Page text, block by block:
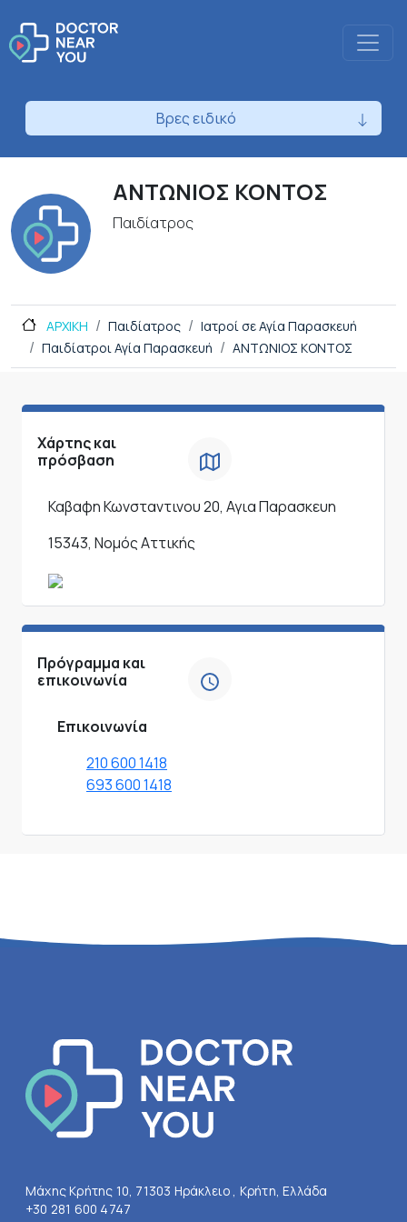
Βρες ειδικό
ΑΝΤΩΝΙΟΣ ΚΟΝΤΟΣ
Παιδίατρος
ΑΡΧΙΚΗ Παιδίατρος
Ιατροί σε Αγία Παρασκευή
Παιδίατροι Αγία Παρασκευή
ΑΝΤΩΝΙΟΣ ΚΟΝΤΟΣ
Χάρτης και
πρόσβαση
Καβαφη Κωνσταντινου 20, Αγια Παρασκευη
15343, Νομός Αττικής
Πρόγραμμα και
επικοινωνία
Επικοινωνία
210 600 1418
693 600 1418
Μάχης Κρήτης 10, 71303 Ηράκλειο , Κρήτη, Ελλάδα
+30 281 600 4747